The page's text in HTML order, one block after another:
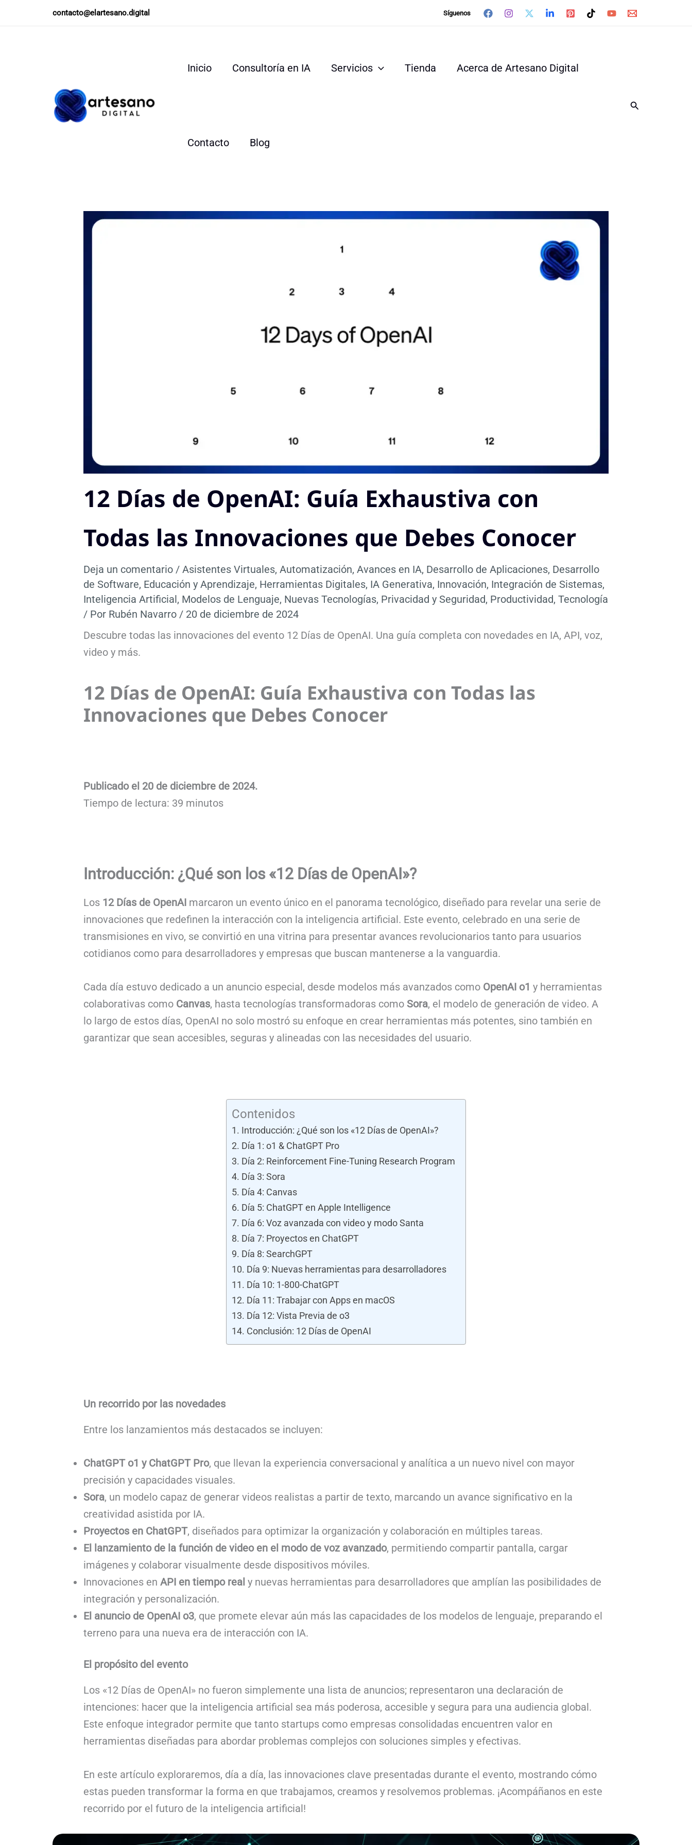
contacto@elartesano.digital Síguenos
Inicio Consultoría en IA Servicios Tienda Acerca de Artesano Digital
Contacto Blog
Buscar
12 Días de OpenAI: Guía Exhaustiva con
Todas las Innovaciones que Debes Conocer
Deja un comentario / Asistentes Virtuales, Automatización, Avances en IA, Desarrollo de Aplicaciones, Desarrollo
de Software, Educación y Aprendizaje, Herramientas Digitales, IA Generativa, Innovación, Integración de Sistemas,
Inteligencia Artificial, Modelos de Lenguaje, Nuevas Tecnologías, Privacidad y Seguridad, Productividad, Tecnología
/ Por Rubén Navarro / 20 de diciembre de 2024
Descubre todas las innovaciones del evento 12 Días de OpenAI. Una guía completa con novedades en IA, API, voz,
video y más.
12 Días de OpenAI: Guía Exhaustiva con Todas las
Innovaciones que Debes Conocer
Publicado el 20 de diciembre de 2024.
Tiempo de lectura: 39 minutos
Introducción: ¿Qué son los «12 Días de OpenAI»?
Los 12 Días de OpenAI marcaron un evento único en el panorama tecnológico, diseñado para revelar una serie de
innovaciones que redefinen la interacción con la inteligencia artificial. Este evento, celebrado en una serie de
transmisiones en vivo, se convirtió en una vitrina para presentar avances revolucionarios tanto para usuarios
cotidianos como para desarrolladores y empresas que buscan mantenerse a la vanguardia.
Cada día estuvo dedicado a un anuncio especial, desde modelos más avanzados como OpenAI o1 y herramientas
colaborativas como Canvas, hasta tecnologías transformadoras como Sora, el modelo de generación de video. A
lo largo de estos días, OpenAI no solo mostró su enfoque en crear herramientas más potentes, sino también en
garantizar que sean accesibles, seguras y alineadas con las necesidades del usuario.
Contenidos
Introducción: ¿Qué son los «12 Días de OpenAI»?
Día 1: o1 & ChatGPT Pro
Día 2: Reinforcement Fine-Tuning Research Program
Día 3: Sora
Día 4: Canvas
Día 5: ChatGPT en Apple Intelligence
Día 6: Voz avanzada con video y modo Santa
Día 7: Proyectos en ChatGPT
Día 8: SearchGPT
Día 9: Nuevas herramientas para desarrolladores
Día 10: 1-800-ChatGPT
Día 11: Trabajar con Apps en macOS
Día 12: Vista Previa de o3
Conclusión: 12 Días de OpenAI
Un recorrido por las novedades
Entre los lanzamientos más destacados se incluyen:
ChatGPT o1 y ChatGPT Pro, que llevan la experiencia conversacional y analítica a un nuevo nivel con mayor
precisión y capacidades visuales.
Sora, un modelo capaz de generar videos realistas a partir de texto, marcando un avance significativo en la
creatividad asistida por IA.
Proyectos en ChatGPT, diseñados para optimizar la organización y colaboración en múltiples tareas.
El lanzamiento de la función de video en el modo de voz avanzado, permitiendo compartir pantalla, cargar
imágenes y colaborar visualmente desde dispositivos móviles.
Innovaciones en API en tiempo real y nuevas herramientas para desarrolladores que amplían las posibilidades de
integración y personalización.
El anuncio de OpenAI o3, que promete elevar aún más las capacidades de los modelos de lenguaje, preparando el
terreno para una nueva era de interacción con IA.
El propósito del evento
Los «12 Días de OpenAI» no fueron simplemente una lista de anuncios; representaron una declaración de
intenciones: hacer que la inteligencia artificial sea más poderosa, accesible y segura para una audiencia global.
Este enfoque integrador permite que tanto startups como empresas consolidadas encuentren valor en
herramientas diseñadas para abordar problemas complejos con soluciones simples y efectivas.
En este artículo exploraremos, día a día, las innovaciones clave presentadas durante el evento, mostrando cómo
estas pueden transformar la forma en que trabajamos, creamos y resolvemos problemas. ¡Acompáñanos en este
recorrido por el futuro de la inteligencia artificial!